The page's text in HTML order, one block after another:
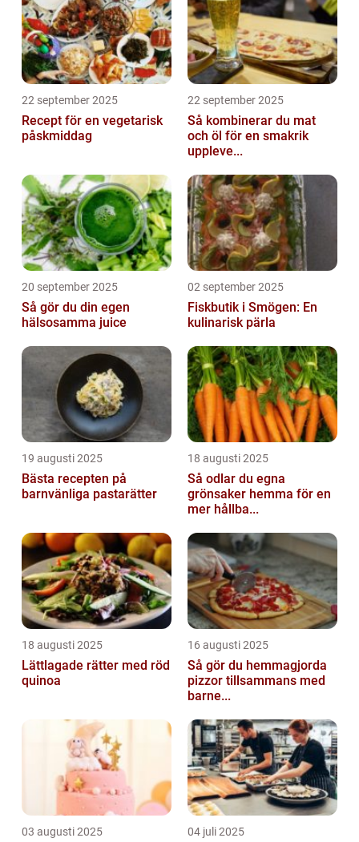
22 september 2025
Recept för en vegetarisk
påskmiddag
22 september 2025
Så kombinerar du mat
och öl för en smakrik
uppleve...
20 september 2025
Så gör du din egen
hälsosamma juice
02 september 2025
Fiskbutik i Smögen: En
kulinarisk pärla
19 augusti 2025
Bästa recepten på
barnvänliga pastarätter
18 augusti 2025
Så odlar du egna
grönsaker hemma för en
mer hållba...
18 augusti 2025
Lättlagade rätter med röd
quinoa
16 augusti 2025
Så gör du hemmagjorda
pizzor tillsammans med
barne...
03 augusti 2025 04 juli 2025